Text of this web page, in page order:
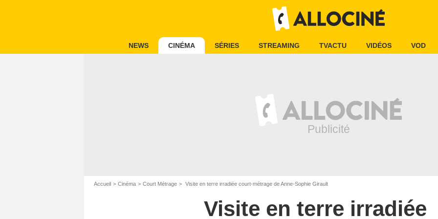
NEWS CINÉMA SÉRIES STREAMING TVACTU VIDÉOS VOD
Accueil Cinéma Court Métrage Visite en terre irradiée court-métrage de Anne-Sophie Girault
Visite en terre irradiée